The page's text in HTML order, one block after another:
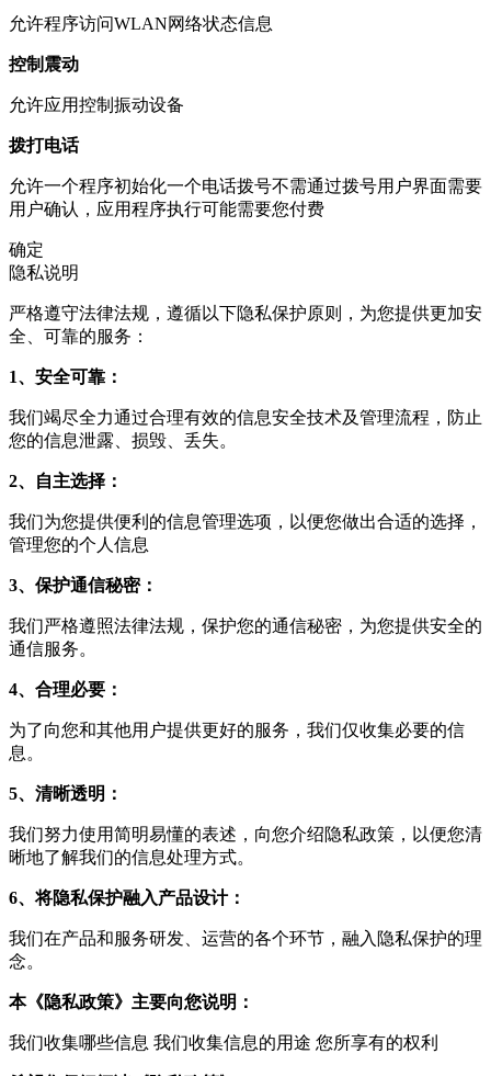
允许程序访问WLAN网络状态信息
控制震动
允许应用控制振动设备
拨打电话
允许一个程序初始化一个电话拨号不需通过拨号用户界面需要
用户确认，应用程序执行可能需要您付费
确定
隐私说明
严格遵守法律法规，遵循以下隐私保护原则，为您提供更加安
全、可靠的服务：
1、安全可靠：
我们竭尽全力通过合理有效的信息安全技术及管理流程，防止
您的信息泄露、损毁、丢失。
2、自主选择：
我们为您提供便利的信息管理选项，以便您做出合适的选择，
管理您的个人信息
3、保护通信秘密：
我们严格遵照法律法规，保护您的通信秘密，为您提供安全的
通信服务。
4、合理必要：
为了向您和其他用户提供更好的服务，我们仅收集必要的信
息。
5、清晰透明：
我们努力使用简明易懂的表述，向您介绍隐私政策，以便您清
晰地了解我们的信息处理方式。
6、将隐私保护融入产品设计：
我们在产品和服务研发、运营的各个环节，融入隐私保护的理
念。
本《隐私政策》主要向您说明：
我们收集哪些信息 我们收集信息的用途 您所享有的权利